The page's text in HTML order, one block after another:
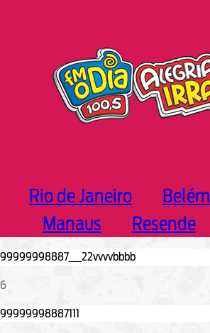
Rio de Janeiro Belém
Manaus
Resende
6